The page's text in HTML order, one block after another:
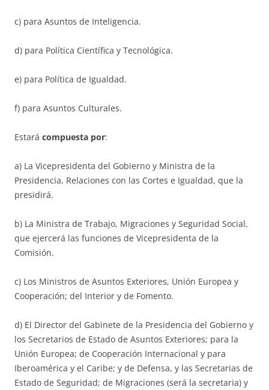
c) para Asuntos de Inteligencia.
d) para Política Científica y Tecnológica.
e) para Política de Igualdad.
f) para Asuntos Culturales.
Estará compuesta por:
a) La Vicepresidenta del Gobierno y Ministra de la
Presidencia, Relaciones con las Cortes e Igualdad, que la
presidirá.
b) La Ministra de Trabajo, Migraciones y Seguridad Social,
que ejercerá las funciones de Vicepresidenta de la
Comisión.
c) Los Ministros de Asuntos Exteriores, Unión Europea y
Cooperación; del Interior y de Fomento.
d) El Director del Gabinete de la Presidencia del Gobierno y
los Secretarios de Estado de Asuntos Exteriores; para la
Unión Europea; de Cooperación Internacional y para
Iberoamérica y el Caribe; y de Defensa, y las Secretarias de
Estado de Seguridad; de Migraciones (será la secretaria) y